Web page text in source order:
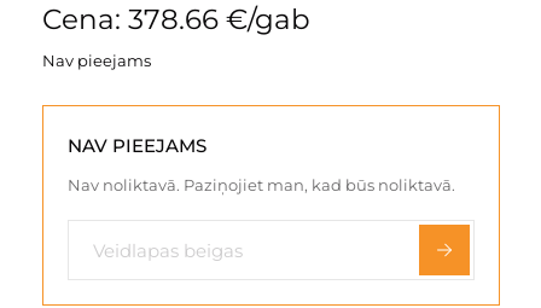
Cena: 378.66 €/gab
Nav pieejams
NAV PIEEJAMS
Nav noliktavā. Paziņojiet man, kad būs noliktavā.